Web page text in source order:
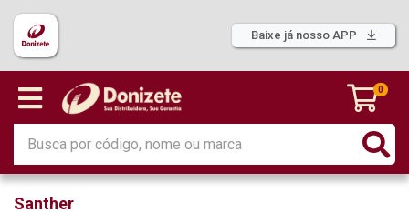
Baixe já nosso APP
0
Santher